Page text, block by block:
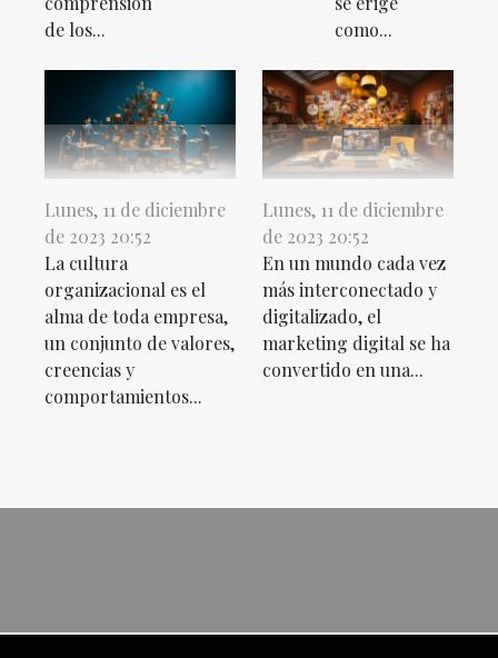
de los...
como...
Lunes, 11 de diciembre
de 2023 20:52
La cultura
organizacional es el
alma de toda empresa,
un conjunto de valores,
creencias y
comportamientos...
Lunes, 11 de diciembre
de 2023 20:52
En un mundo cada vez
más interconectado y
digitalizado, el
marketing digital se ha
convertido en una...